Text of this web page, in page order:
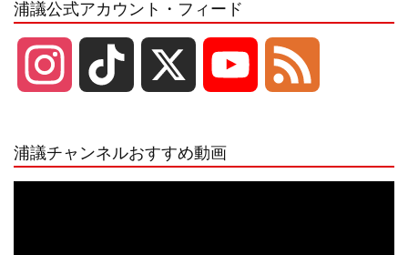
浦議公式アカウント・フィード
浦議チャンネルおすすめ動画